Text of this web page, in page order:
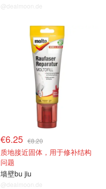
@dealmoon.de
€6.25 €8.20
质地接近固体，用于修补结构
问题
墙壁bu jiu
@dealmoon.de